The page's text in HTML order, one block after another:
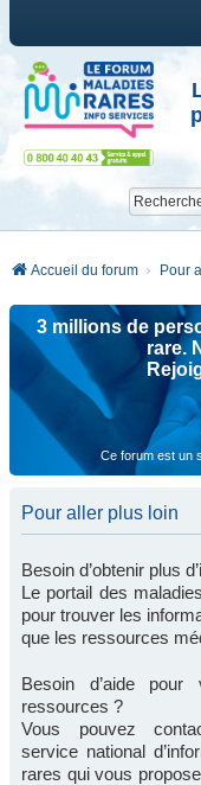
Accueil du forum Pour
3 millions de
rare.
Ce forum est un
Pour aller plus loin
Besoin d’obtenir plus
Le portail des
pour trouver les
que les ressources
Besoin d’aide
ressources ?
Vous pouvez
service national
rares qui vous